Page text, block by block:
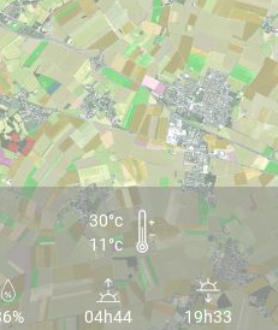
30°c
11°c
04h44 19h33